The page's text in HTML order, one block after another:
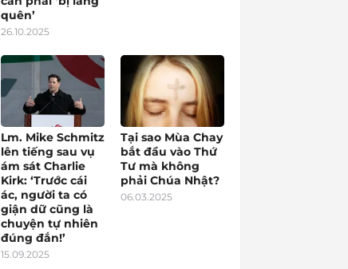
quên’
26.10.2025
Lm. Mike Schmitz
lên tiếng sau vụ
ám sát Charlie
Kirk: ‘Trước cái
ác, người ta có
giận dữ cũng là
chuyện tự nhiên
đúng đắn!’
15.09.2025
Tại sao Mùa Chay
bắt đầu vào Thứ
Tư mà không
phải Chúa Nhật?
06.03.2025